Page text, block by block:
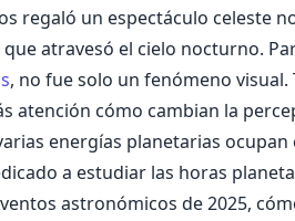
regaló un espectáculo celeste
atravesó el cielo nocturno.
, no fue solo un fenómeno
atención cómo cambian la
energías planetarias ocupan
a estudiar las horas
astronómicos de 2025,